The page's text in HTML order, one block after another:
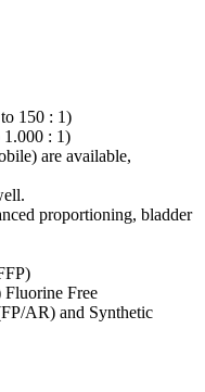
150 : 1)
: 1)
are available,
proportioning, bladder
Free
AR) and Synthetic